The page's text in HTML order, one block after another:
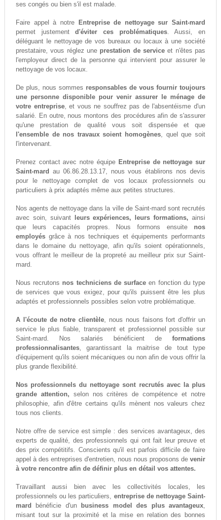
ses congés ou bien s'il est malade.
Faire appel à notre
Entreprise de nettoyage sur Saint-mard
permet justementd'éviter ces problématiques. Aussi, en
déléguant le nettoyage de vos bureaux ou locaux à une société
prestataire, vous réglez une prestation de service et n'êtes pas
l'employeur direct de la personne qui intervient pour assurer le
nettoyage de vos locaux.
De plus, nous sommes responsables de vous fournir toujours
une personne disponible pour venir assurer le ménage de
votre entreprise, et vous ne souffrez pas de l'absentéisme d'un
salarié. En outre, nous montons des procédures afin de s'assurer
qu'une prestation de qualité vous soit dispensée et que
l'ensemble de nos travaux soient homogènes, quel que soit
l'intervenant.
Prenez contact avec notre équipe Entreprise de nettoyage sur
Saint-mard au 06.86.28.13.17, nous vous établirons nos devis
pour le nettoyage complet de vos locaux professionnels ou
particuliers à prix adaptés même aux petites structures.
Nos agents de nettoyage dans la ville de Saint-mard sont recrutés
avec soin, suivant
leurs expériences, leurs formations, ainsi
que leurs capacités propres. Nous formons ensuite nos
employésgrâce à nos techniques et équipements performants
dans le domaine du nettoyage, afin qu'ils soient opérationnels,
vous offrant le meilleur de la propreté au meilleur prix sur Saint-
mard.
Nous recrutons nos techniciens de surface en fonction du type
de services que vous exigez, pour qu'ils puissent être les plus
adaptés et professionnels possibles selon votre problématique.
A l'écoute de notre clientèle, nous nous faisons fort d'offrir un
service le plus fiable, transparent et professionnel possible sur
Saint-mard. Nos salariés bénéficient deformations
professionnalisantes, garantissant la maitrise de tout type
d'équipement qu'ils soient mécaniques ou non afin de vous offrir la
plus grande flexibilité.
Nos professionnels du nettoyage sont recrutés avec la plus
grande attention, selon nos critères de compétence et notre
philosophie, afin d'être certains qu'ils mènent nos valeurs chez
tous nos clients.
Notre offre de service est simple : des services avantageux, des
experts de qualité, des professionnels qui ont fait leur preuve et
des prix compétitifs. Conscients qu'il est parfois difficile de faire
appel à des entreprises d'entretien, nous nous proposons devenir
à votre rencontre afin de définir plus en détail vos attentes.
Travaillant aussi bien avec les collectivités locales, les
professionnels ou les particuliers, entreprise de nettoyage Saint-
mard
bénéficie d'un business model des plus avantageux,
misant tout sur la proximité et la mise en relation des bonnes